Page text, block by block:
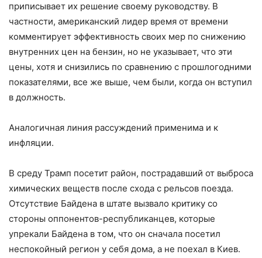
приписывает их решение своему руководству. В
частности, американский лидер время от времени
комментирует эффективность своих мер по снижению
внутренних цен на бензин, но не указывает, что эти
цены, хотя и снизились по сравнению с прошлогодними
показателями, все же выше, чем были, когда он вступил
в должность.
Аналогичная линия рассуждений применима и к
инфляции.
В среду Трамп посетит район, пострадавший от выброса
химических веществ после схода с рельсов поезда.
Отсутствие Байдена в штате вызвало критику со
стороны оппонентов-республиканцев, которые
упрекали Байдена в том, что он сначала посетил
неспокойный регион у себя дома, а не поехал в Киев.